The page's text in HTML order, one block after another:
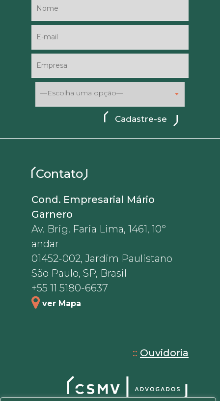
—Escolha uma opção—
Contato
Cond. Empresarial Mário
Garnero
Av. Brig. Faria Lima, 1461, 10º
andar
01452-002, Jardim Paulistano
São Paulo, SP, Brasil
+55 11 5180-6637
ver Mapa
:: Ouvidoria